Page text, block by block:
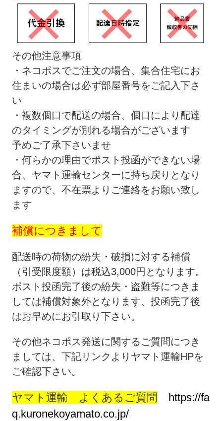
その他注意事項
・ネコポスでご注文の場合、集合住宅にお
住まいの場合は必ず部屋番号をご記入下さ
い
・複数個口で配送の場合、個口により配達
のタイミングが別れる場合がございます
予めご了承下さいませ
・何らかの理由でポスト投函ができない場
合、ヤマト運輸センターに持ち戻りとなり
ますので、不在票よりご連絡をお願い致し
ます
補償につきまして
配送時の荷物の紛失・破損に対する補償
（引受限度額）は税込3,000円となります。
ポスト投函完了後の紛失・盗難等につきま
しては補償対象外となります、投函完了後
はお早めにお引取り下さい。
その他ネコポス発送に関するご質問につき
ましては、下記リンクよりヤマト運輸HPを
ご確認下さい。
ヤマト運輸 よくあるご質問
https://fa
q.kuronekoyamato.co.jp/